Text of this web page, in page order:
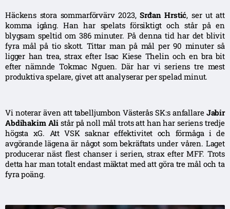
Häckens stora sommarförvärv 2023,Srđan Hrstić, ser ut att
komma igång. Han har spelats försiktigt och står på en
blygsam speltid om 386 minuter. På denna tid har det blivit
fyra mål på tio skott. Tittar man på mål per 90 minuter så
ligger han trea, strax efter Isac Kiese Thelin och en bra bit
efter nämnde Tokmac Nguen. Där har vi seriens tre mest
produktiva spelare, givet att analyserar per spelad minut.
Vi noterar även att tabelljumbon Västerås SK:s anfallare Jabir
Abdihakim Ali står på noll mål trots att han har seriens tredje
högsta xG. Att VSK saknar effektivitet och förmåga i de
avgörande lägena är något som bekräftats under våren. Laget
producerar näst flest chanser i serien, strax efter MFF. Trots
detta har man totalt endast mäktat med att göra tre mål och ta
fyra poäng.